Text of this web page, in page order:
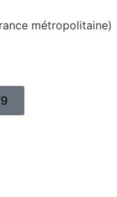
métropolitaine)